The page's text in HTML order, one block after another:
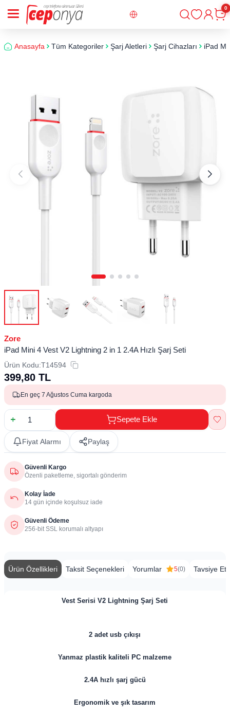
Giriş
0
Anasayfa Tüm Kategoriler Şarj Aletleri Şarj Cihazları iPad
Zore
iPad Mini 4 Vest V2 Lightning 2 in 1 2.4A Hızlı Şarj Seti
Ürün Kodu:T14594
399,80 TL
En geç 7 Ağustos Cuma kargoda
Sepete Ekle
Fiyat Alarmı Paylaş
Güvenli Kargo
Özenli paketleme, sigortalı gönderim
Kolay İade
14 gün içinde koşulsuz iade
Güvenli Ödeme
256-bit SSL korumalı altyapı
Ürün Özellikleri Taksit Seçenekleri Yorumlar 5(0) Tavsiye Et
Vest Serisi V2 Lightning Şarj Seti
2 adet usb çıkışı
Yanmaz plastik kaliteli PC malzeme
2.4A hızlı şarj gücü
Ergonomik ve şık tasarım